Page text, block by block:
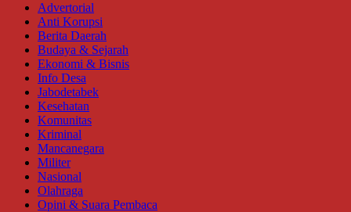
Advertorial
Anti Korupsi
Berita Daerah
Budaya & Sejarah
Ekonomi & Bisnis
Info Desa
Jabodetabek
Kesehatan
Komunitas
Kriminal
Mancanegara
Militer
Nasional
Olahraga
Opini & Suara Pembaca